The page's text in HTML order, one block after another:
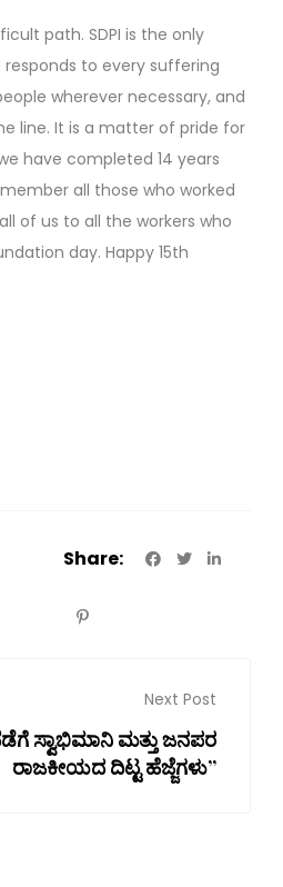
path. SDPI is the only
to every suffering
wherever necessary, and
line. It is a matter of pride for
have completed 14 years
all those who worked
of us to all the workers who
day. Happy 15th
Share:
Next Post
ಸ್ವಾಭಿಮಾನಿ ಮತ್ತು ಜನಪರ
ರಾಜಕೀಯದ ದಿಟ್ಟ ಹೆಜ್ಜೆಗಳು”